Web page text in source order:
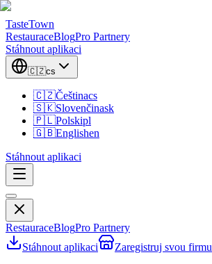
TasteTown
RestauraceBlogPro Partnery
Stáhnout aplikaci
🇨🇿cs
🇨🇿Češtinacs
🇸🇰Slovenčinask
🇵🇱Polskipl
🇬🇧Englishen
Stáhnout aplikaci
RestauraceBlogPro Partnery
Stáhnout aplikaci
Zaregistruj svou firmu